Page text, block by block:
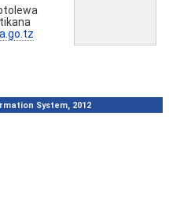
System, 2012